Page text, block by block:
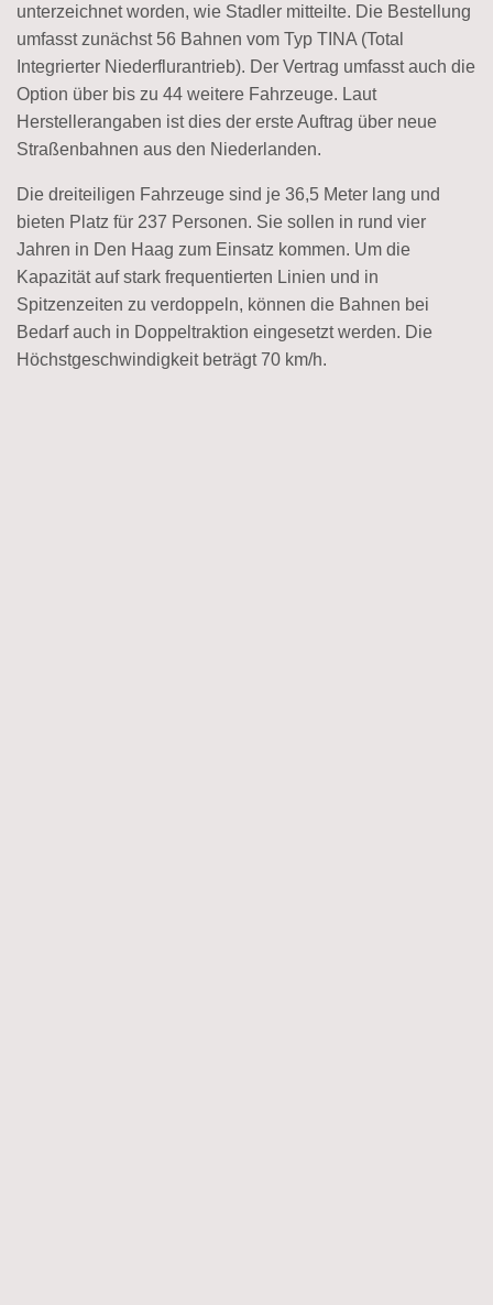
unterzeichnet worden, wie Stadler mitteilte. Die Bestellung
umfasst zunächst 56 Bahnen vom Typ TINA (Total
Integrierter Niederflurantrieb). Der Vertrag umfasst auch die
Option über bis zu 44 weitere Fahrzeuge. Laut
Herstellerangaben ist dies der erste Auftrag über neue
Straßenbahnen aus den Niederlanden.
Die dreiteiligen Fahrzeuge sind je 36,5 Meter lang und
bieten Platz für 237 Personen. Sie sollen in rund vier
Jahren in Den Haag zum Einsatz kommen. Um die
Kapazität auf stark frequentierten Linien und in
Spitzenzeiten zu verdoppeln, können die Bahnen bei
Bedarf auch in Doppeltraktion eingesetzt werden. Die
Höchstgeschwindigkeit beträgt 70 km/h.